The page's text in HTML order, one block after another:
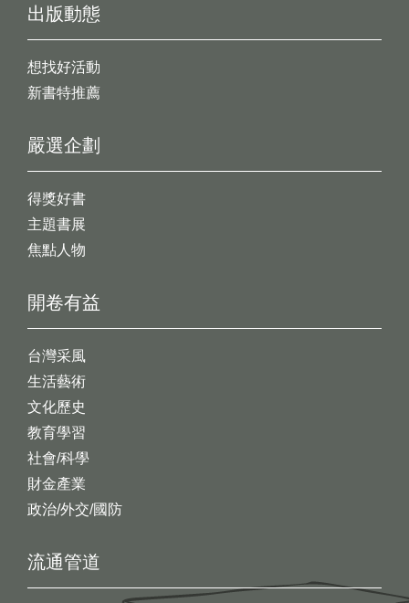
出版動態
想找好活動
新書特推薦
開卷有益
台灣采風
生活藝術
文化歷史
教育學習
社會/科學
財金產業
政治/外交/國防
嚴選企劃
得獎好書
主題書展
焦點人物
流通管道